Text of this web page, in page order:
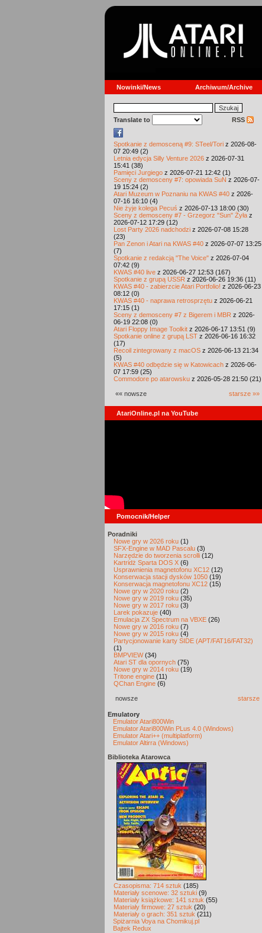
Nowinki/News Archiwum/Archive
Translate to RSS
Spotkanie z demosceną #9: STeel/Tori z 2026-08-
07 20:49 (2)
Letnia edycja Silly Venture 2026 z 2026-07-31
15:41 (38)
Pamięci Jurgiego z 2026-07-21 12:42 (1)
Sceny z demosceny #7: opowiada SuN z 2026-07-
19 15:24 (2)
Atari Muzeum w Poznaniu na KWAS #40 z 2026-
07-16 16:10 (4)
Nie żyje kolega Pecuś z 2026-07-13 18:00 (30)
Sceny z demosceny #7 - Grzegorz "Sun" Żyła z
2026-07-12 17:29 (12)
Lost Party 2026 nadchodzi z 2026-07-08 15:28
(23)
Pan Zenon i Atari na KWAS #40 z 2026-07-07 13:25
(7)
Spotkanie z redakcją "The Voice" z 2026-07-04
07:42 (9)
KWAS #40 live z 2026-06-27 12:53 (167)
Spotkanie z grupą USSR z 2026-06-26 19:36 (11)
KWAS #40 - zabierzcie Atari Portfolio! z 2026-06-23
08:12 (0)
KWAS #40 - naprawa retrosprzętu z 2026-06-21
17:15 (1)
Sceny z demosceny #7 z Bigerem i MBR z 2026-
06-19 22:08 (0)
Atari Floppy Image Toolkit z 2026-06-17 13:51 (9)
Spotkanie online z grupą LST z 2026-06-16 16:32
(17)
Recoil zintegrowany z macOS z 2026-06-13 21:34
(5)
KWAS #40 odbędzie się w Katowicach z 2026-06-
07 17:59 (25)
Commodore po atarowsku z 2026-05-28 21:50 (21)
«« nowsze starsze »»
AtariOnline.pl na YouTube
Pomocnik/Helper
Poradniki
Nowe gry w 2026 roku (1)
SFX-Engine w MAD Pascalu (3)
Narzędzie do tworzenia scrolli (12)
Kartridż Sparta DOS X (6)
Usprawnienia magnetofonu XC12 (12)
Konserwacja stacji dysków 1050 (19)
Konserwacja magnetofonu XC12 (15)
Nowe gry w 2020 roku (2)
Nowe gry w 2019 roku (35)
Nowe gry w 2017 roku (3)
Larek pokazuje (40)
Emulacja ZX Spectrum na VBXE (26)
Nowe gry w 2016 roku (7)
Nowe gry w 2015 roku (4)
Partycjonowanie karty SIDE (APT/FAT16/FAT32)
(1)
BMPVIEW(34)
Atari ST dla opornych (75)
Nowe gry w 2014 roku (19)
Tritone engine (11)
QChan Engine (6)
nowsze starsze
Emulatory
Emulator Atari800Win
Emulator Atari800Win PLus 4.0 (Windows)
Emulator Atari++ (multiplatform)
Emulator Altirra (Windows)
Biblioteka Atarowca
Czasopisma: 714 sztuk (185)
Materiały scenowe: 32 sztuki (9)
Materiały książkowe: 141 sztuk (55)
Materiały firmowe: 27 sztuk (20)
Materiały o grach: 351 sztuk (211)
Spiżarnia Voya na Chomikuj.pl
Bajtek Redux